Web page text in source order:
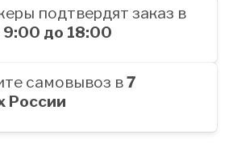
подтвердят заказ в
9:00 до 18:00
самовывоз в7
России